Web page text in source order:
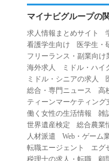
１.利用者は、本サー
とします。
（１）重複、虚偽の
る行為
（２）第三者になり
（３）当社または第
バシー、その他の権利
（４）当社または第
（５）当社または第
マイナビグループの
求人情報まとめサイト
看護学生向け
医学生・
フリーランス・副業向け
海外求人
ミドル・ハイ
ミドル・シニアの求人
総合・専門ニュース
高
ティーンマーケティング
働く女性の生活情報
雑
世界遺産検定
総合農業
人材派遣
Web・ゲーム
転職エージェント
エグ
税理士の求人・転職
顧